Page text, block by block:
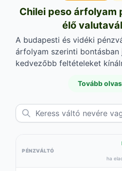
Chilei peso
élő
A budapesti és vidéki
árfolyam szerinti bontásban
kedvezőbb feltételeket
listából láthatod a legjobb
ajánlatokat valutaváltókra
forintos eltéréseket is
helyet is összehasonlítani
Tovább
PÉNZVÁLTÓ
ha